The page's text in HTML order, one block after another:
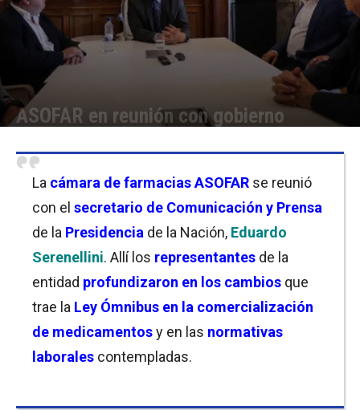
ASOFAR en reunión con gobierno
La cámara de farmacias ASOFAR se reunió
con el secretario de Comunicación y Prensa
de la Presidencia de la Nación, Eduardo
Serenellini. Allí los representantes de la
entidad profundizaron en los cambios que
trae la Ley Ómnibus en la comercialización
de medicamentosy en las normativas
laborales contempladas.